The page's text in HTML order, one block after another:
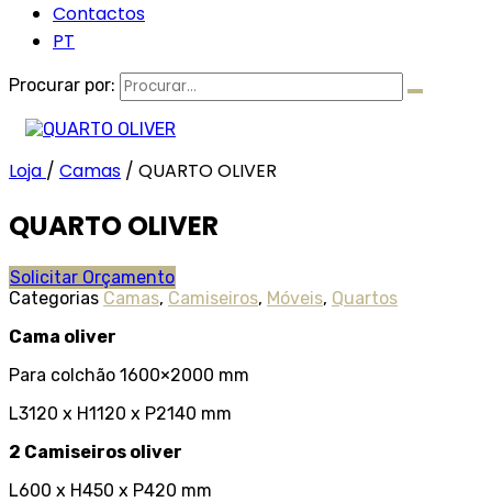
Contactos
PT
Procurar por:
Loja / Camas / QUARTO OLIVER
QUARTO OLIVER
Solicitar Orçamento
Categorias Camas, Camiseiros, Móveis, Quartos
Cama oliver
Para colchão 1600×2000 mm
L3120 x H1120 x P2140 mm
2 Camiseiros oliver
L600 x H450 x P420 mm